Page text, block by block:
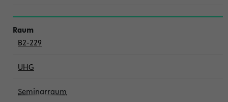
B2-229
UHG
Seminarraum